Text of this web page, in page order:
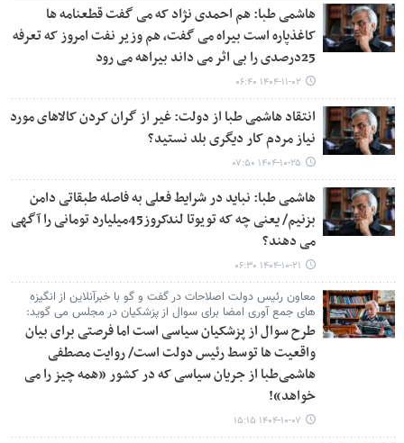
هاشمی طبا: هم احمدی نژاد که می گفت قطعنامه ها
کاغذپاره است بیراه می گفت، هم وزیر نفت امروز که تعرفه
25درصدی را بی اثر می داند بیراهه می رود
۱۴۰۴-۱۱-۰۲ ۰۶:۴۰
انتقاد هاشمی طبا از دولت: غیر از گران کردن کالاهای مورد
نیاز مردم کار دیگری بلد نستید؟
۱۴۰۴-۱۰-۲۵ ۰۷:۵۰
هاشمی طبا: نباید در شرایط فعلی به فاصله طبقاتی دامن
بزنیم/ یعنی چه که تویوتا لندکروز45میلیارد تومانی را آگهی
می دهند؟
۱۴۰۴-۱۰-۲۱ ۰۶:۳۰
معاون رئیس دولت اصلاحات در گفت و گو با خبرآنلاین از انگیزه
های جمع آوری امضا برای سوال از پزشکیان در مجلس می گوید:
طرح سوال از پزشکیان سیاسی است اما فرصتی برای بیان
واقعیت ها توسط رئیس دولت است/ روایت مصطفی
هاشمی‌طبا از جریان سیاسی که در کشور «همه چیز را می
خواهد»!
۱۴۰۴-۱۰-۰۷ ۱۵:۱۵